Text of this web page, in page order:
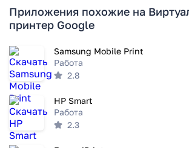
Приложения похожие на
принтер Google
Samsung Mobile Print
Работа
2.8
HP Smart
Работа
2.3